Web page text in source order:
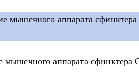
мышечного аппарата
мышечного аппарата сфинктера